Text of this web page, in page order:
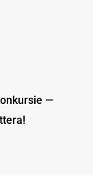
—